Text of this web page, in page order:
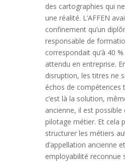
des cartographies qui
une réalité. L’AFFEN
confinement qu’un
responsable de
correspondait qu’à 40
attendu en entreprise.
disruption, les titres ne
échos de compétences
c’est là la solution,
ancienne, il est possible
pilotage métier. Et cela
structurer les métiers
d’appellation ancienne
employabilité reconnue